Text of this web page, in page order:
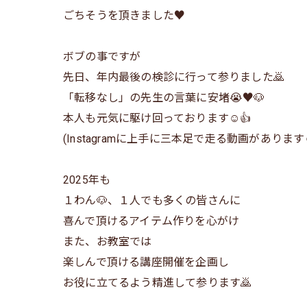
ごちそうを頂きました♥️
ボブの事ですが
先日、年内最後の検診に行って参りました🙇
「転移なし」の先生の言葉に安堵😭♥️🐶
本人も元気に駆け回っております☺️👍
(Instagramに上手に三本足で走る動画がありま
2025年も
１わん🐶、１人でも多くの皆さんに
喜んで頂けるアイテム作りを心がけ
また、お教室では
楽しんで頂ける講座開催を企画し
お役に立てるよう精進して参ります🙇